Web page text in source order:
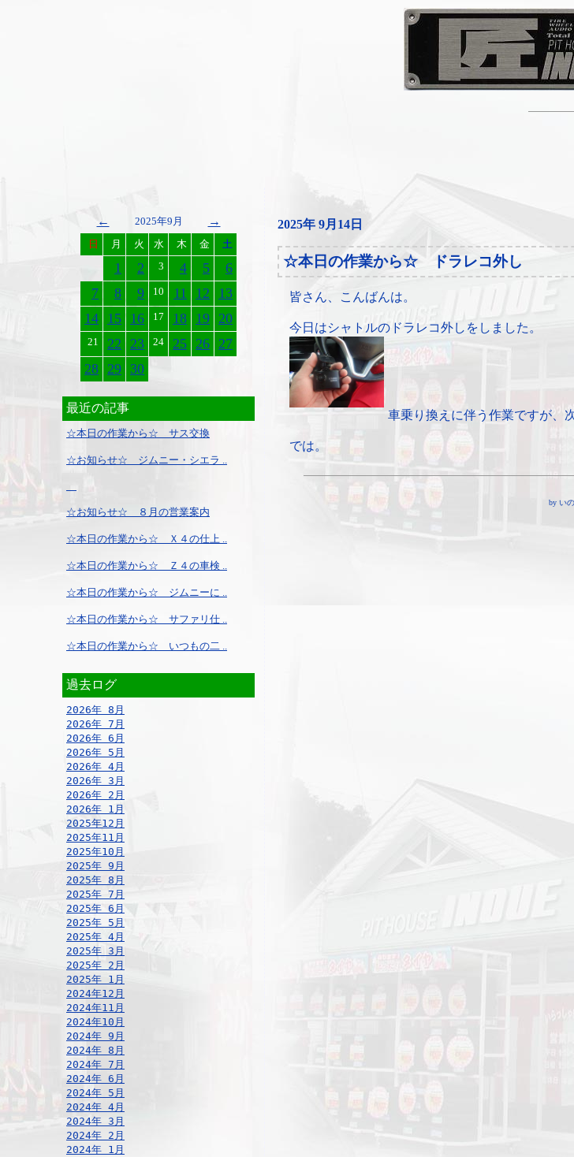
← 2025年9月 →
日 月 火 水 木 金 土
1 2 3 4 5
6
7
8 9 10 11 12
13
14 15 16 17 18 19 20
21 22 23 24 25 26 27
28 29 30
最近の記事
☆本日の作業から☆ サス交換
☆お知らせ☆ ジムニー・シエラ ..
☆お知らせ☆ ８月の営業案内
☆本日の作業から☆ Ｘ４の仕上 ..
☆本日の作業から☆ Ｚ４の車検 ..
☆本日の作業から☆ ジムニーに ..
☆本日の作業から☆ サファリ仕 ..
☆本日の作業から☆ いつもの二 ..
過去ログ
2026年 8月
2026年 7月
2026年 6月
2026年 5月
2026年 4月
2026年 3月
2026年 2月
2026年 1月
2025年12月
2025年11月
2025年10月
2025年 9月
2025年 8月
2025年 7月
2025年 6月
2025年 5月
2025年 4月
2025年 3月
2025年 2月
2025年 1月
2024年12月
2024年11月
2024年10月
2024年 9月
2024年 8月
2024年 7月
2024年 6月
2024年 5月
2024年 4月
2024年 3月
2024年 2月
2024年 1月
2025年 9月14日
☆本日の作業から☆ ドラレコ外し
皆さん、こんばんは。
今日はシャトルのドラレコ外しをしました。
車乗り換えに伴う作業ですが、
では。
by い